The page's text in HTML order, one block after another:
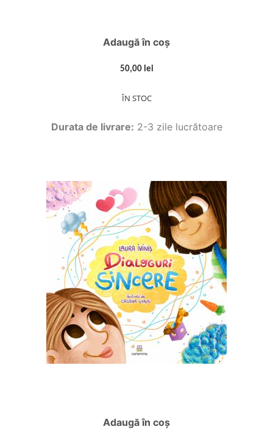
Adaugă în coș
50,00 lei
ÎN STOC
Durata de livrare: 2-3 zile lucrătoare
Adaugă în coș